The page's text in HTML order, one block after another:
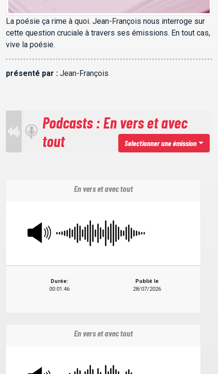
La poésie ça rime à quoi. Jean-François nous interroge sur
cette question cruciale à travers ses émissions. En tout cas,
vive la poésie.
présenté par : Jean-François
Podcasts : En vers et avec
tout
Selectionner une émission
En vers et avec tout
Durée:
00:01:46
Publié le
28/07/2026
En vers et avec tout